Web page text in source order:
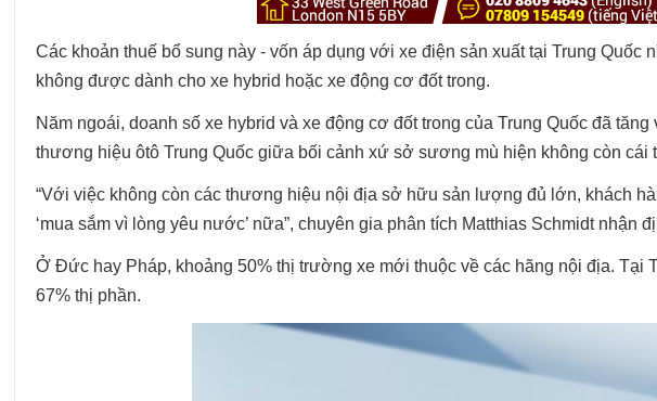
Các khoản thuế bổ sung này - vốn áp dụng với xe điện sản xuất tại Trung
không được dành cho xe hybrid hoặc xe động cơ đốt trong.
Năm ngoái, doanh số xe hybrid và xe động cơ đốt trong của Trung Quốc đã
thương hiệu ôtô Trung Quốc giữa bối cảnh xứ sở sương mù hiện không còn cái
“Với việc không còn các thương hiệu nội địa sở hữu sản lượng đủ lớn, khách
‘mua sắm vì lòng yêu nước’ nữa”, chuyên gia phân tích Matthias Schmidt nhận
Ở Đức hay Pháp, khoảng 50% thị trường xe mới thuộc về các hãng nội địa. Tại
67% thị phần.